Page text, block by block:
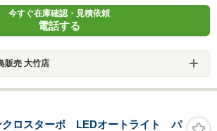
今すぐ在庫確認・見積依頼
電話する
販売 大竹店
ロスターボ LEDオートライト パ